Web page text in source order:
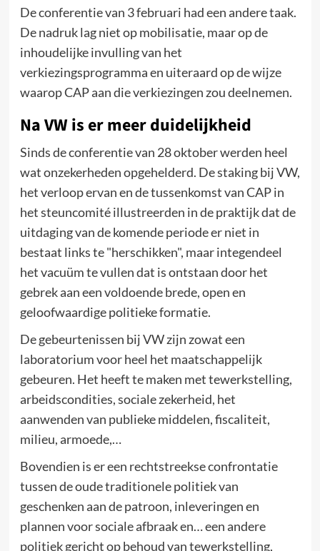
De conferentie van 3 februari had een andere taak.
De nadruk lag niet op mobilisatie, maar op de
inhoudelijke invulling van het
verkiezingsprogramma en uiteraard op de wijze
waarop CAP aan die verkiezingen zou deelnemen.
Na VW is er meer duidelijkheid
Sinds de conferentie van 28 oktober werden heel
wat onzekerheden opgehelderd. De staking bij VW,
het verloop ervan en de tussenkomst van CAP in
het steuncomité illustreerden in de praktijk dat de
uitdaging van de komende periode er niet in
bestaat links te "herschikken", maar integendeel
het vacuüm te vullen dat is ontstaan door het
gebrek aan een voldoende brede, open en
geloofwaardige politieke formatie.
De gebeurtenissen bij VW zijn zowat een
laboratorium voor heel het maatschappelijk
gebeuren. Het heeft te maken met tewerkstelling,
arbeidscondities, sociale zekerheid, het
aanwenden van publieke middelen, fiscaliteit,
milieu, armoede,…
Bovendien is er een rechtstreekse confrontatie
tussen de oude traditionele politiek van
geschenken aan de patroon, inleveringen en
plannen voor sociale afbraak en… een andere
politiek gericht op behoud van tewerkstelling,